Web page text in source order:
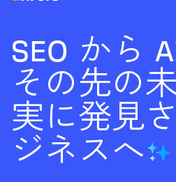
SEO から
その先の
実に発見
ジネスへ